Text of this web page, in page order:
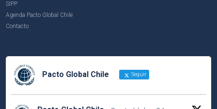
SIPP
Agenda Pacto Global Chile
Contacto
Pacto Global Chile Seguir